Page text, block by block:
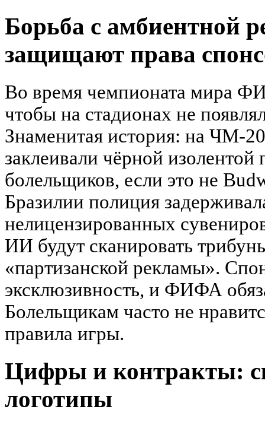
Борьба с амбиентной
защищают права
Во время чемпионата мира
чтобы на стадионах не
Знаменитая история: на
заклеивали чёрной
болельщиков, если это не
Бразилии полиция
нелицензированных
ИИ будут сканировать
«партизанской рекламы».
эксклюзивность, и ФИФА
Болельщикам часто не
правила игры.
Цифры и контракты:
логотипы